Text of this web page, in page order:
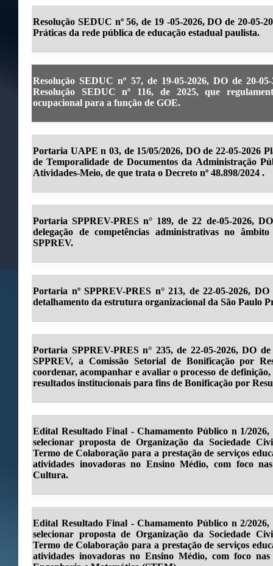
Resolução SEDUC nº 56, de 19 -05-2026, DO de 20-05-
Práticas da rede pública de educação estadual paulista.
Resolução SEDUC nº 57, de 19-05-2026, DO de 20-
Resolução SEDUC nº 116, de 2025, que
ocupacional para a função de GOE.
Portaria UAPE n 03, de 15/05/2026, DO de 22-05-2026
de Temporalidade de Documentos da Administração
Atividades-Meio, de que trata o Decreto nº 48.898/2024 .
Portaria SPPREV-PRES n° 189, de 22 de-05-2026,
delegação de competências administrativas no
SPPREV.
Portaria nº SPPREV-PRES n° 213, de 22-05-2026, DO
detalhamento da estrutura organizacional da São Paulo
Portaria SPPREV-PRES n° 235, de 22-05-2026, DO
SPPREV, a Comissão Setorial de Bonificação por
coordenar, acompanhar e avaliar o processo de
resultados institucionais para fins de Bonificação por
Edital Resultado Final - Chamamento Público n 1/2026,
selecionar proposta de Organização da Sociedade
Termo de Colaboração para a prestação de serviços
atividades inovadoras no Ensino Médio, com foco
Cultura.
Edital Resultado Final - Chamamento Público n 2/2026,
selecionar proposta de Organização da Sociedade
Termo de Colaboração para a prestação de serviços
atividades inovadoras no Ensino Médio, com foco